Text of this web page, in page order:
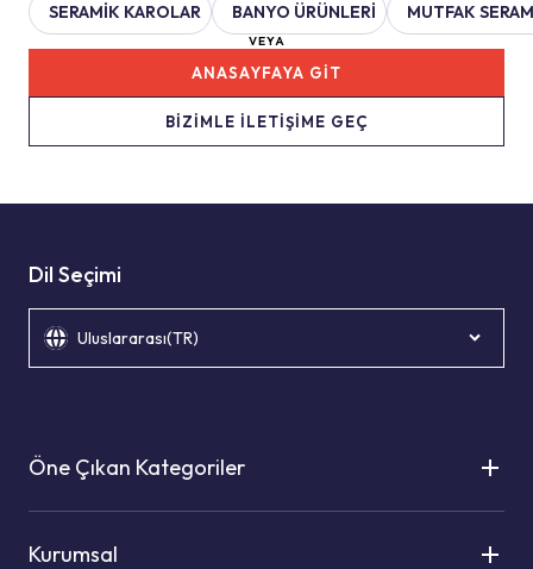
SERAMIK KAROLAR BANYO ÜRÜNLERİ MUTFAK
VEYA
BİZİMLE İLETİŞİME GEÇ
ANASAYFAYA GİT
Dil Seçimi
Uluslararası(TR)
Öne Çıkan Kategoriler
Kurumsal